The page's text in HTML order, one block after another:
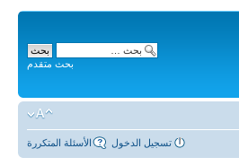
بحث متقدم
الأسئلة المتكررة تسجيل الدخول